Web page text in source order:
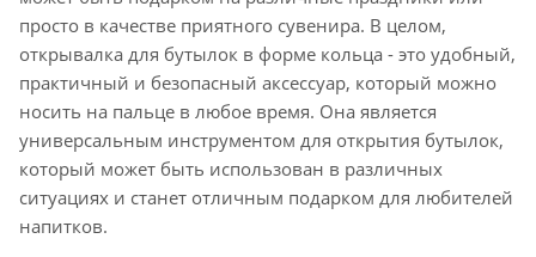
просто в качестве приятного сувенира. В целом,
открывалка для бутылок в форме кольца - это удобный,
практичный и безопасный аксессуар, который можно
носить на пальце в любое время. Она является
универсальным инструментом для открытия бутылок,
который может быть использован в различных
ситуациях и станет отличным подарком для любителей
напитков.